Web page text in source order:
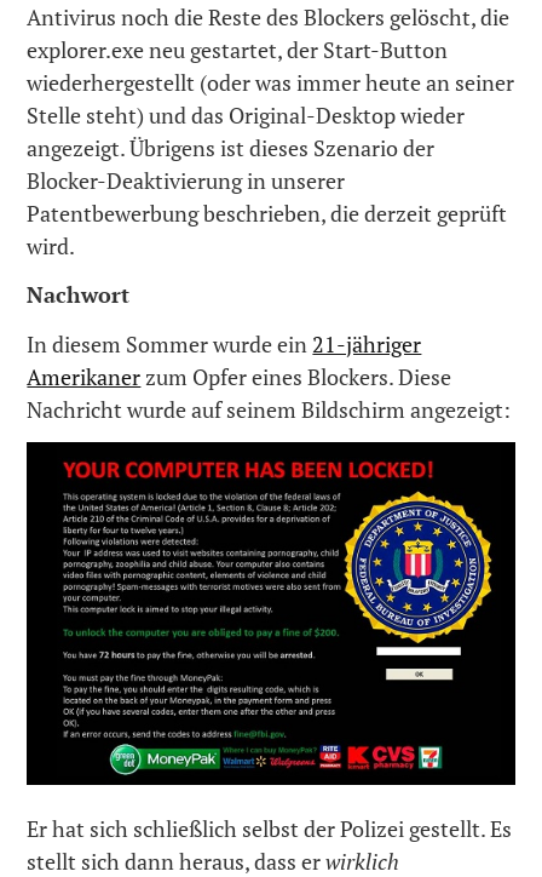
Antivirus noch die Reste des Blockers gelöscht, die
explorer.exe neu gestartet, der Start-Button
wiederhergestellt (oder was immer heute an seiner
Stelle steht) und das Original-Desktop wieder
angezeigt. Übrigens ist dieses Szenario der
Blocker-Deaktivierung in unserer
Patentbewerbung beschrieben, die derzeit geprüft
wird.
Nachwort
In diesem Sommer wurde ein 21-jähriger
Amerikanerzum Opfer eines Blockers. Diese
Nachricht wurde auf seinem Bildschirm angezeigt:
Er hat sich schließlich selbst der Polizei gestellt. Es
stellt sich dann heraus, dass erwirklich